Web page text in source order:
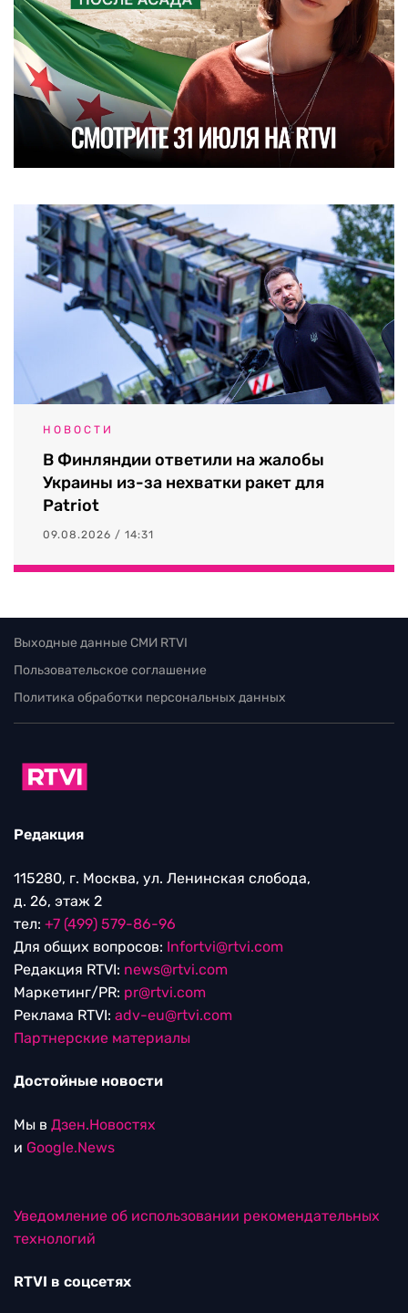
НОВОСТИ
В Финляндии ответили на жалобы
Украины из-за нехватки ракет для
Patriot
09.08.2026 / 14:31
Выходные данные СМИ RTVI
Пользовательское соглашение
Политика обработки персональных данных
Редакция
115280, г. Москва, ул. Ленинская слобода,
д. 26, этаж 2
тел: +7 (499) 579-86-96
Для общих вопросов: Infortvi@rtvi.com
Редакция RTVI: news@rtvi.com
Маркетинг/PR: pr@rtvi.com
Реклама RTVI: adv-eu@rtvi.com
Партнерские материалы
Достойные новости
Мы в Дзен.Новостях
и Google.News
Уведомление об использовании рекомендательных
технологий
RTVI в соцсетях